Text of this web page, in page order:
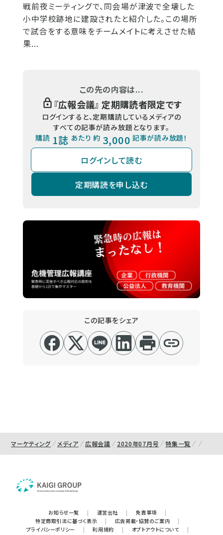
戦前夜ミーティングで、同会場が津波で全壊した
小中学校跡地に建設されたと紹介した。この場所
で試合をする意味をチームメイトに考えさせた結
果...
この先の内容は...
『広報会議』 定期購読者限定です
ログインすると、定期購読しているメディアの
すべての記事が読み放題となります。
購読 1誌 あたり 約 3,000 記事が読み放題！
ログインして読む
定期購読を申し込む
この記事をシェア
マーケティング メディア 広報会議 2020年07月号 特集一覧
お知らせ一覧 | 運営会社 | 免責事項
|
特定商取引法に基づく表示
| 広告掲載・協賛のご案内
|
プライバシーポリシー
| 利用規約 | オプトアウトについて
|